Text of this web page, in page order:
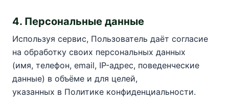
4. Персональные данные
Используя сервис, Пользователь даёт согласие
на обработку своих персональных данных
(имя, телефон, email, IP-адрес, поведенческие
данные) в объёме и для целей,
указанных в Политике конфиденциальности.